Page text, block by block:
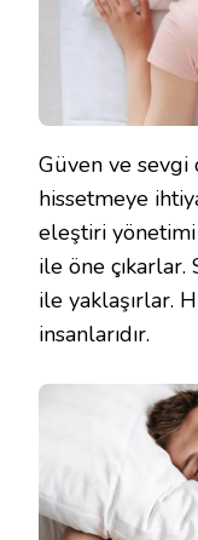
Güven ve
hissetmeye
eleştiri
ile öne
ile yaklaşırlar.
insanlarıdır.